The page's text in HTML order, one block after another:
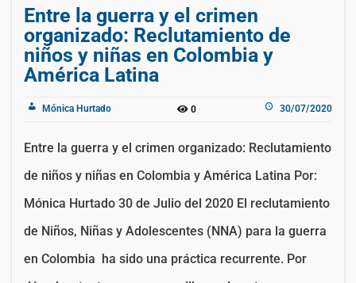
Entre la guerra y el crimen
organizado: Reclutamiento de
niños y niñas en Colombia y
América Latina
Mónica Hurtado 0 30/07/2020
Entre la guerra y el crimen organizado: Reclutamiento
de niños y niñas en Colombia y América Latina Por:
Mónica Hurtado 30 de Julio del 2020 El reclutamiento
de Niños, Niñas y Adolescentes (NNA) para la guerra
en Colombia ha sido una práctica recurrente. Por